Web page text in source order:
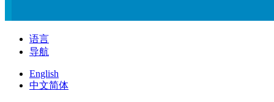
语言
导航
English
中文简体